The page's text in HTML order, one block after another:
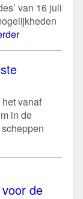
van 16 juli
vanaf
in de
de